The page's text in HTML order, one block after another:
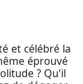
et célébré la
éprouvé
? Qu'il